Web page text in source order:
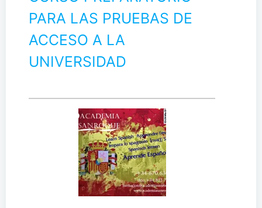
PARA LAS PRUEBAS DE
ACCESO A LA
UNIVERSIDAD